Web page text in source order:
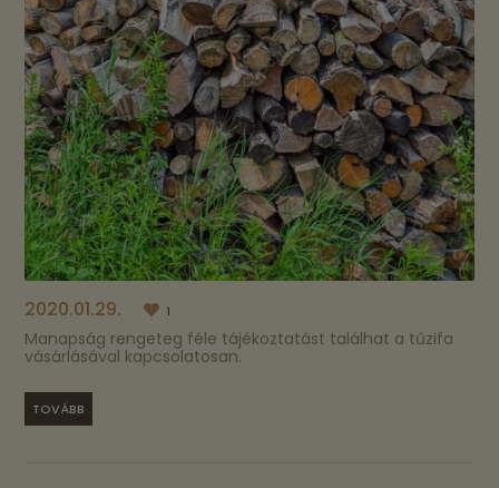
2020.01.29. 1
Manapság rengeteg féle tájékoztatást találhat a tűzifa
vásárlásával kapcsolatosan.
TOVÁBB